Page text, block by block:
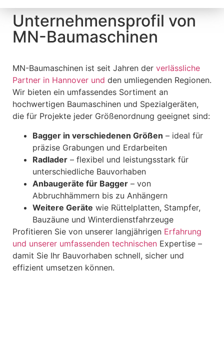
Unternehmensprofil von
MN-Baumaschinen
MN-Baumaschinen ist seit Jahren der verlässliche
Partner in Hannover und den umliegenden Regionen.
Wir bieten ein umfassendes Sortiment an
hochwertigen Baumaschinen und Spezialgeräten,
die für Projekte jeder Größenordnung geeignet sind:
Bagger in verschiedenen Größen – ideal für
präzise Grabungen und Erdarbeiten
Radlader – flexibel und leistungsstark für
unterschiedliche Bauvorhaben
Anbaugeräte für Bagger – von
Abbruchhämmern bis zu Anhängern
Weitere Geräte wie Rüttelplatten, Stampfer,
Bauzäune und Winterdienstfahrzeuge
Profitieren Sie von unserer langjährigen Erfahrung
und unserer umfassenden technischen Expertise –
damit Sie Ihr Bauvorhaben schnell, sicher und
effizient umsetzen können.